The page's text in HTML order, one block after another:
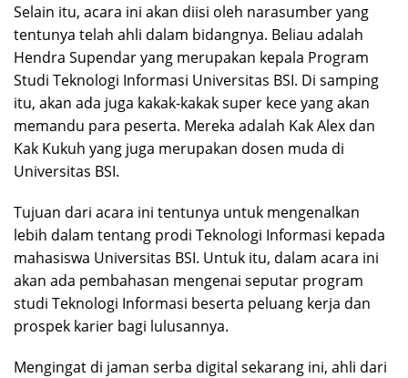
Selain itu, acara ini akan diisi oleh narasumber yang
tentunya telah ahli dalam bidangnya. Beliau adalah
Hendra Supendar yang merupakan kepala Program
Studi Teknologi Informasi Universitas BSI. Di samping
itu, akan ada juga kakak-kakak super kece yang akan
memandu para peserta. Mereka adalah Kak Alex dan
Kak Kukuh yang juga merupakan dosen muda di
Universitas BSI.
Tujuan dari acara ini tentunya untuk mengenalkan
lebih dalam tentang prodi Teknologi Informasi kepada
mahasiswa Universitas BSI. Untuk itu, dalam acara ini
akan ada pembahasan mengenai seputar program
studi Teknologi Informasi beserta peluang kerja dan
prospek karier bagi lulusannya.
Mengingat di jaman serba digital sekarang ini, ahli dari